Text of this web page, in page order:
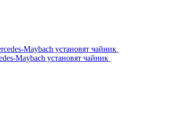
Maybach установят чайник